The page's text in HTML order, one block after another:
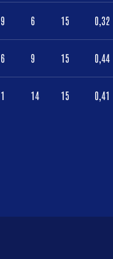
9 6 15 0,32
6 9 15 0,44
1 14 15 0,41